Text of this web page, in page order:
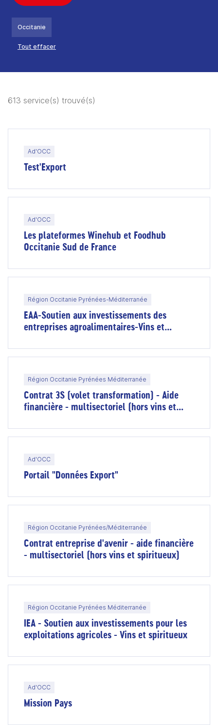
Occitanie
Tout effacer
613 service(s) trouvé(s)
Ad'OCC
Test'Export
Ad'OCC
Les plateformes Winehub et Foodhub
Occitanie Sud de France
Région Occitanie Pyrénées-Méditerranée
EAA-Soutien aux investissements des
entreprises agroalimentaires-Vins et
Région Occitanie Pyrénées Méditerranée
Contrat 3S (volet transformation) - Aide
financière - multisectoriel (hors vins et
Ad'OCC
Portail "Données Export"
Région Occitanie Pyrénées/Méditerranée
Contrat entreprise d'avenir - aide financière
- multisectoriel (hors vins et spiritueux)
Région Occitanie Pyrénées Méditerranée
IEA - Soutien aux investissements pour les
exploitations agricoles - Vins et spiritueux
Ad'OCC
Mission Pays